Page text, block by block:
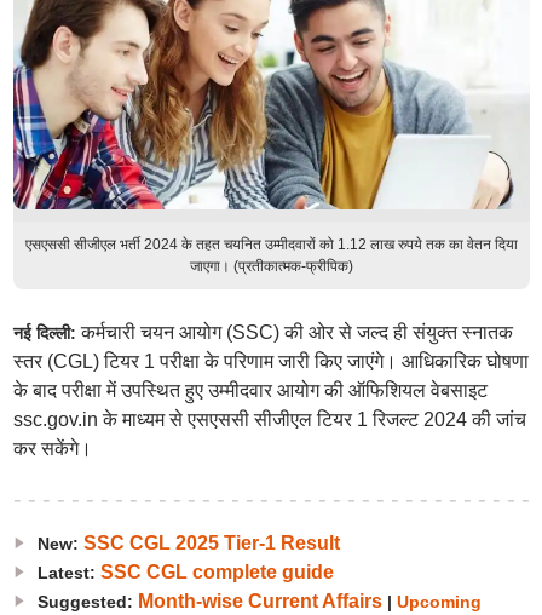
एसएससी सीजीएल भर्ती 2024 के तहत चयनित उम्मीदवारों को 1.12 लाख रुपये तक का वेतन दिया
जाएगा। (प्रतीकात्मक-फ्रीपिक)
नई दिल्ली:कर्मचारी चयन आयोग (SSC) की ओर से जल्द ही संयुक्त स्नातक
स्तर (CGL) टियर 1 परीक्षा के परिणाम जारी किए जाएंगे। आधिकारिक घोषणा
के बाद परीक्षा में उपस्थित हुए उम्मीदवार आयोग की ऑफिशियल वेबसाइट
ssc.gov.in के माध्यम से एसएससी सीजीएल टियर 1 रिजल्ट 2024 की जांच
कर सकेंगे।
New: SSC CGL 2025 Tier-1 Result
Latest: SSC CGL complete guide
Suggested: Month-wise Current Affairs| Upcoming